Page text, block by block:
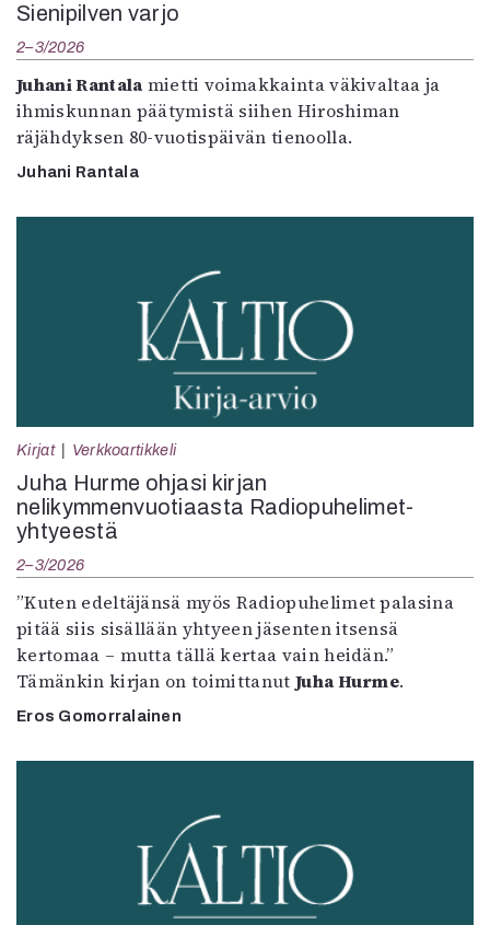
Sienipilven varjo
2–3/2026
Juhani Rantala mietti voimakkainta väkivaltaa ja
ihmiskunnan päätymistä siihen Hiroshiman
räjähdyksen 80-vuotispäivän tienoolla.
Juhani Rantala
Kirjat Verkkoartikkeli
Juha Hurme ohjasi kirjan
nelikymmenvuotiaasta Radiopuhelimet-
yhtyeestä
2–3/2026
”Kuten edeltäjänsä myös Radiopuhelimet palasina
pitää siis sisällään yhtyeen jäsenten itsensä
kertomaa – mutta tällä kertaa vain heidän.”
Tämänkin kirjan on toimittanut Juha Hurme.
Eros Gomorralainen